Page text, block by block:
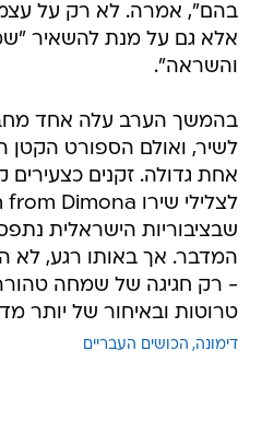
בהם", אמרה. לא רק על
אלא גם על מנת להשאיר
והשראה".
בהמשך הערב עלה אחד
לשיר, ואולם הספורט הקטן
אחת גדולה. זקנים כצעירים
שבציבוריות הישראלית
המדבר. אך באותו רגע, לא
- רק חגיגה של שמחה
טרוטות ובאיחור של יותר
דימונה הכושים העבריים